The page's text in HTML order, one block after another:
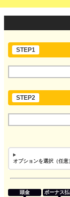
STEP1
STEP2
オプションを選択（任意
頭金 ボーナス